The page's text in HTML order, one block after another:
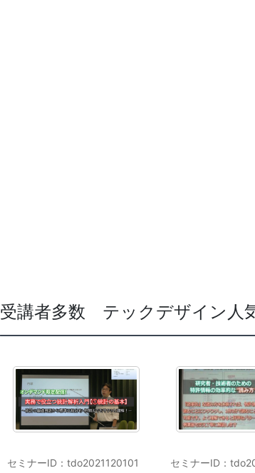
受講者多数 テックデザイン人
セミナーID：tdo2021120101 セミナーID：